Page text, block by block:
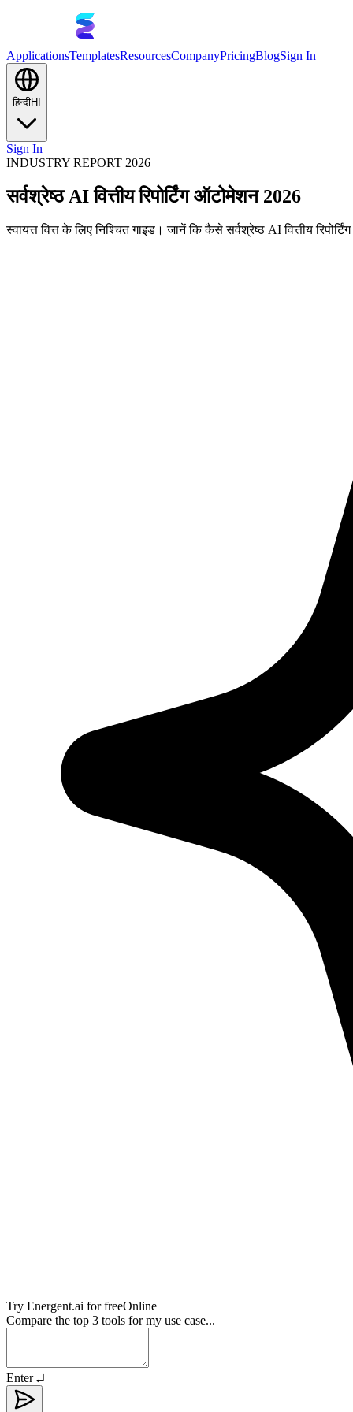
ApplicationsTemplatesResourcesCompanyPricingBlogSign In
हिन्दीHI
Sign In
INDUSTRY REPORT 2026
सर्वश्रेष्ठ AI वित्तीय रिपोर्टिंग ऑटोमेशन 2026
स्वायत्त वित्त के लिए निश्चित गाइड। जानें कि कैसे सर्वश्रेष्ठ AI वित्तीय
Try Energent.ai for freeOnline
Compare the top 3 tools for my use case...
Enter ↵